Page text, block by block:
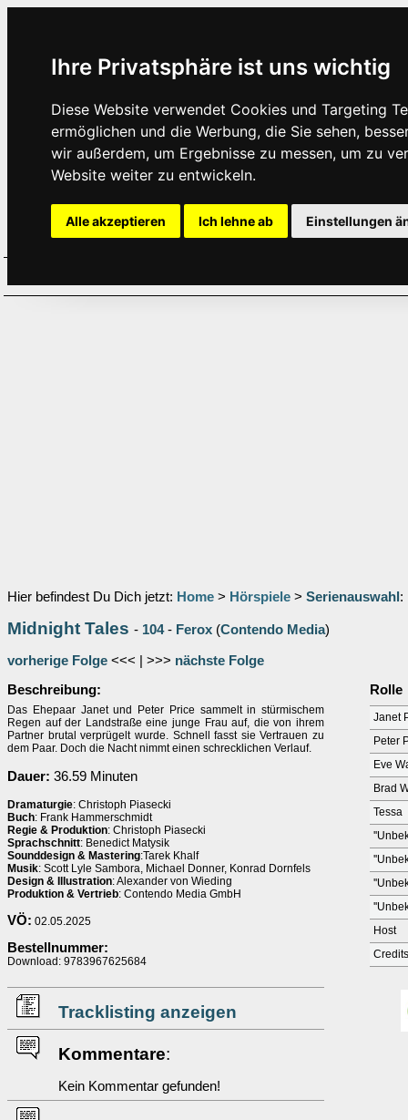
Ihre Privatsphäre ist uns wichtig
Diese Website verwendet Cookies und Targeting
ermöglichen und die Werbung, die Sie sehen,
wir außerdem, um Ergebnisse zu messen, um zu
Website weiter zu entwickeln.
Alle akzeptieren Ich lehne ab Einstellungen
Hier befindest Du Dich jetzt: Home > Hörspiele > Serienauswahl :
Midnight Tales - 104- Ferox (Contendo Media)
vorherige Folge <<< | >>> nächste Folge
Beschreibung:
Das Ehepaar Janet und Peter Price sammelt in stürmischem
Regen auf der Landstraße eine junge Frau auf, die von ihrem
Partner brutal verprügelt wurde. Schnell fasst sie Vertrauen zu
dem Paar. Doch die Nacht nimmt einen schrecklichen Verlauf.
Dauer: 36.59 Minuten
Dramaturgie: Christoph Piasecki
Buch: Frank Hammerschmidt
Regie & Produktion: Christoph Piasecki
Sprachschnitt: Benedict Matysik
Sounddesign & Mastering:Tarek Khalf
Musik: Scott Lyle Sambora, Michael Donner, Konrad Dornfels
Design & Illustration: Alexander von Wieding
Produktion & Vertrieb: Contendo Media GmbH
VÖ: 02.05.2025
Bestellnummer:
Download: 9783967625684
Tracklisting anzeigen
Kommentare:
Kein Kommentar gefunden!
Rolle
Janet
Peter
Eve
Brad
Tessa
Host
Credits